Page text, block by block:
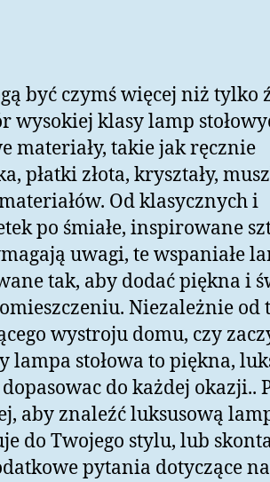
być czymś więcej niż tylko
wysokiej klasy lamp
materiały, takie jak ręcznie
płatki złota, kryształy,
Od klasycznych i
po śmiałe, inspirowane
uwagi, te wspaniałe
tak, aby dodać piękna i
Niezależnie od
wystroju domu, czy
lampa stołowa to piękna,
do każdej okazji..
aby znaleźć luksusową
do Twojego stylu, lub
pytania dotyczące